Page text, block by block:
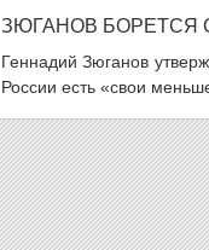
ЗЮГАНОВ БОРЕТСЯ
Геннадий Зюганов
России есть «свои